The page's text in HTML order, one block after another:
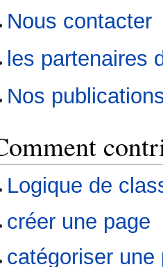
Nous contacter
les partenaires
Nos
Logique de
créer une page
catégoriser une